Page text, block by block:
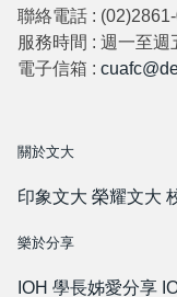
聯絡電話 :
服務時間 : 週一至
電子信箱 :
關於文大
印象文大 榮耀文大
樂於分享
IOH 學長姊愛分享